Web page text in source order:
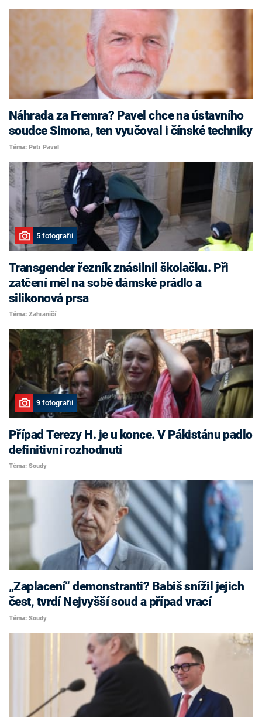
Náhrada za Fremra? Pavel chce na ústavního
soudce Simona, ten vyučoval i čínské techniky
Téma: Petr Pavel
5 fotografií
Transgender řezník znásilnil školačku. Při
zatčení měl na sobě dámské prádlo a
silikonová prsa
Téma: Zahraničí
9 fotografií
Případ Terezy H. je u konce. V Pákistánu padlo
definitivní rozhodnutí
Téma: Soudy
„Zaplacení“ demonstranti? Babiš snížil jejich
čest, tvrdí Nejvyšší soud a případ vrací
Téma: Soudy